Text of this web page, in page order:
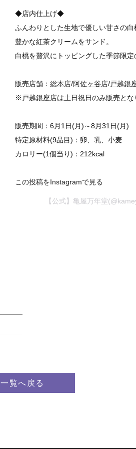
◆店内仕上げ◆
ふんわりとした生地で優しい甘さの
豊かな紅茶クリームをサンド。
白桃を贅沢にトッピングした季節限定
販売店舗： 総本店/阿佐ヶ谷店/戸越銀
※戸越銀座店は土日祝日のみ販売とな
販売期間：6月1日(月)～8月31日(月)
特定原材料(9品目)：卵、乳、小麦
カロリー(1個当り)：212kcal
この投稿をInstagramで見る
【公式】亀屋万年堂
一覧へ戻る